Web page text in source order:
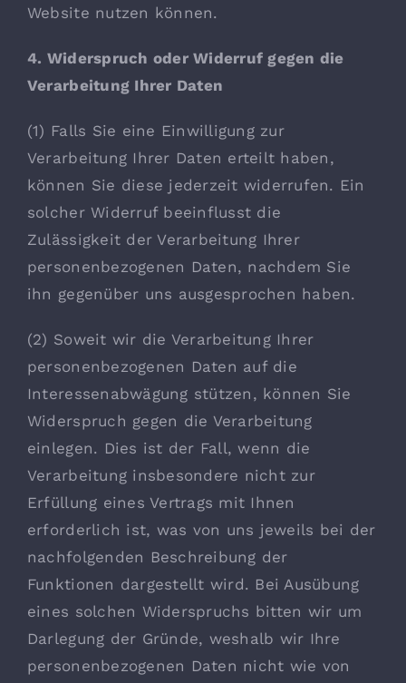
Website nutzen können.
4. Widerspruch oder Widerruf gegen die
Verarbeitung Ihrer Daten
(1) Falls Sie eine Einwilligung zur
Verarbeitung Ihrer Daten erteilt haben,
können Sie diese jederzeit widerrufen. Ein
solcher Widerruf beeinflusst die
Zulässigkeit der Verarbeitung Ihrer
personenbezogenen Daten, nachdem Sie
ihn gegenüber uns ausgesprochen haben.
(2) Soweit wir die Verarbeitung Ihrer
personenbezogenen Daten auf die
Interessenabwägung stützen, können Sie
Widerspruch gegen die Verarbeitung
einlegen. Dies ist der Fall, wenn die
Verarbeitung insbesondere nicht zur
Erfüllung eines Vertrags mit Ihnen
erforderlich ist, was von uns jeweils bei der
nachfolgenden Beschreibung der
Funktionen dargestellt wird. Bei Ausübung
eines solchen Widerspruchs bitten wir um
Darlegung der Gründe, weshalb wir Ihre
personenbezogenen Daten nicht wie von